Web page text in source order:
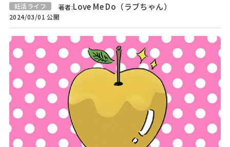
妊活ライフ 著者:Love Me Do（ラブちゃん）
2024/03/01 公開